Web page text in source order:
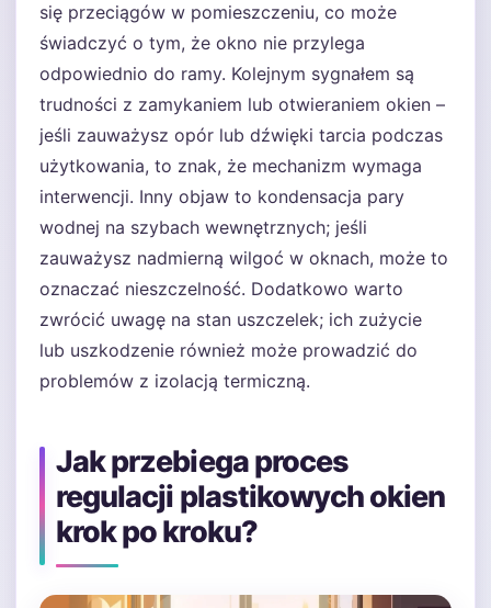
się przeciągów w pomieszczeniu, co może
świadczyć o tym, że okno nie przylega
odpowiednio do ramy. Kolejnym sygnałem są
trudności z zamykaniem lub otwieraniem okien –
jeśli zauważysz opór lub dźwięki tarcia podczas
użytkowania, to znak, że mechanizm wymaga
interwencji. Inny objaw to kondensacja pary
wodnej na szybach wewnętrznych; jeśli
zauważysz nadmierną wilgoć w oknach, może to
oznaczać nieszczelność. Dodatkowo warto
zwrócić uwagę na stan uszczelek; ich zużycie
lub uszkodzenie również może prowadzić do
problemów z izolacją termiczną.
Jak przebiega proces
regulacji plastikowych okien
krok po kroku?